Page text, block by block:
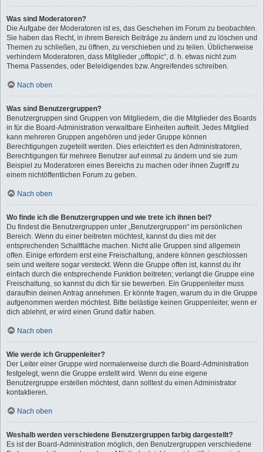
Was sind Moderatoren?
Die Aufgabe der Moderatoren ist es, das Geschehen im Forum zu beobachten.
Sie haben das Recht, in ihrem Bereich Beiträge zu ändern und zu löschen und
Themen zu schließen, zu öffnen, zu verschieben und zu teilen. Üblicherweise
verhindern Moderatoren, dass Mitglieder „offtopic“, d. h. etwas nicht zum
Thema Passendes, oder Beleidigendes bzw. Angreifendes schreiben.
Nach oben
Was sind Benutzergruppen?
Benutzergruppen sind Gruppen von Mitgliedern, die die Mitglieder des Boards
in für die Board-Administration verwaltbare Einheiten aufteilt. Jedes Mitglied
kann mehreren Gruppen angehören und jeder Gruppe können
Berechtigungen zugeteilt werden. Dies erleichtert es den Administratoren,
Berechtigungen für mehrere Benutzer auf einmal zu ändern und sie zum
Beispiel zu Moderatoren eines Bereichs zu machen oder ihnen Zugriff zu
einem nichtöffentlichen Forum zu geben.
Nach oben
Wo finde ich die Benutzergruppen und wie trete ich ihnen bei?
Du findest die Benutzergruppen unter „Benutzergruppen“ im persönlichen
Bereich. Wenn du einer beitreten möchtest, kannst du dies mit der
entsprechenden Schaltfläche machen. Nicht alle Gruppen sind allgemein
offen. Einige erfordern erst eine Freischaltung, andere können geschlossen
sein und weitere sogar versteckt. Wenn die Gruppe offen ist, kannst du ihr
einfach durch die entsprechende Funktion beitreten; verlangt die Gruppe eine
Freischaltung, so kannst du dich für sie bewerben. Ein Gruppenleiter muss
daraufhin deinen Antrag annehmen. Er könnte fragen, warum du in die Gruppe
aufgenommen werden möchtest. Bitte belästige keinen Gruppenleiter, wenn er
dich ablehnt, er wird einen Grund dafür haben.
Nach oben
Wie werde ich Gruppenleiter?
Der Leiter einer Gruppe wird normalerweise durch die Board-Administration
festgelegt, wenn die Gruppe erstellt wird. Wenn du eine eigene
Benutzergruppe erstellen möchtest, dann solltest du einen Administrator
kontaktieren.
Nach oben
Weshalb werden verschiedene Benutzergruppen farbig dargestellt?
Es ist der Board-Administration möglich, den Benutzergruppen verschiedene